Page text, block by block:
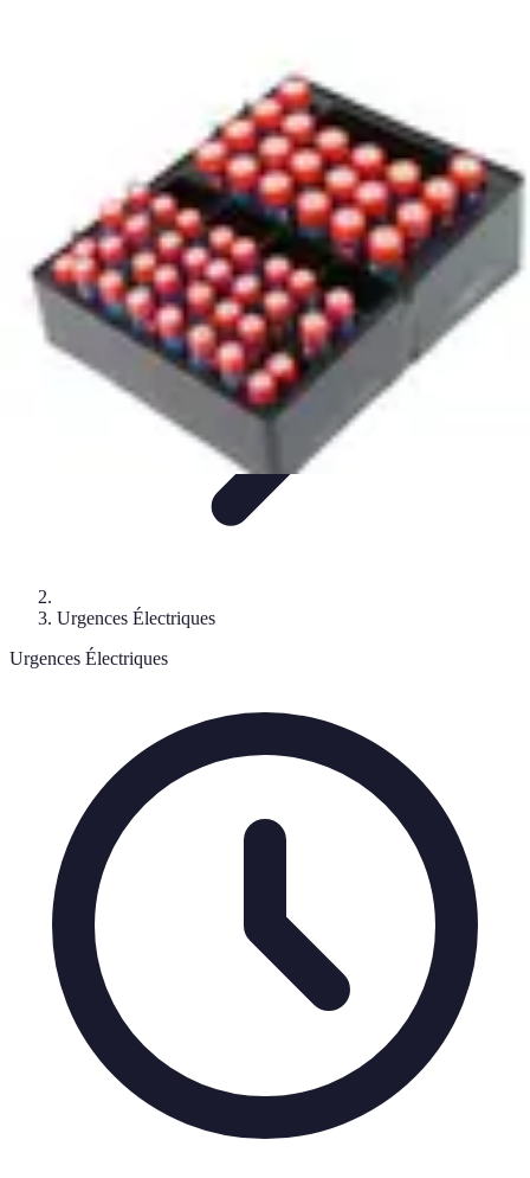
Urgences Électriques
Urgences Électriques